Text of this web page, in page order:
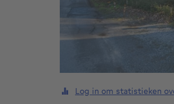
Log in om statistieken